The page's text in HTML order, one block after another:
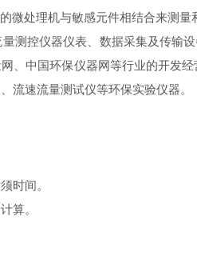
的微处理机与敏感元件相结合来测
量测控仪器仪表、数据采集及传
中国环保仪器网等行业的开发经营
、流速流量测试仪等环保实验仪器。
间。
。